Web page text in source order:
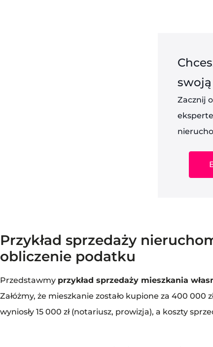
Zacznij
Przykład sprzedaży
obliczenie podatku
Przedstawmy przykład sprzedaży mieszkania
Załóżmy, że mieszkanie zostało kupione za 400 000
wyniosły 15 000 zł (notariusz, prowizja), a koszty